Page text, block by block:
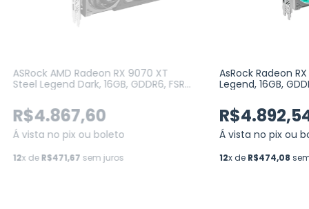
ASRock AMD Radeon RX 9070 XT
Steel Legend Dark, 16GB, GDDR6, FSR,
R$4.867,60
Á vista no pix ou boleto
12x deR$471,67 sem juros
AsRock Radeon
Legend, 16GB,
Á vista no pix ou
12x de R$474,08